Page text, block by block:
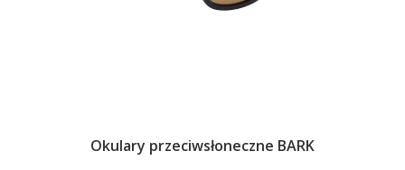
Okulary przeciwsłoneczne BARK